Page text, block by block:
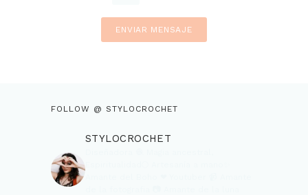
FOLLOW @ STYLOCROCHET
STYLOCROCHET